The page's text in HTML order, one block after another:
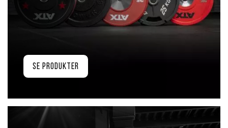
Se produkter